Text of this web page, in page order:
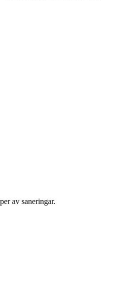
av saneringar.